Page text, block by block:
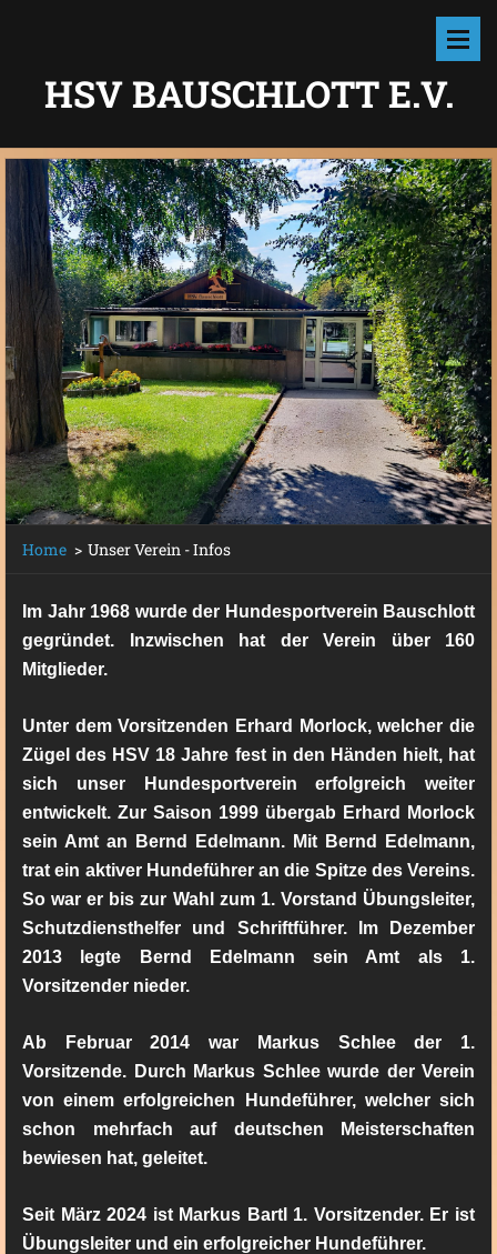
HSV BAUSCHLOTT E.V.
Home > Unser Verein - Infos
Im Jahr 1968 wurde der Hundesportverein Bauschlott
gegründet. Inzwischen hat der Verein über 160
Mitglieder.
Unter dem Vorsitzenden Erhard Morlock, welcher die
Zügel des HSV 18 Jahre fest in den Händen hielt, hat
sich unser Hundesportverein erfolgreich weiter
entwickelt. Zur Saison 1999 übergab Erhard Morlock
sein Amt an Bernd Edelmann. Mit Bernd Edelmann,
trat ein aktiver Hundeführer an die Spitze des Vereins.
So war er bis zur Wahl zum 1. Vorstand Übungsleiter,
Schutzdiensthelfer und Schriftführer. Im Dezember
2013 legte Bernd Edelmann sein Amt als 1.
Vorsitzender nieder.
Ab Februar 2014 war Markus Schlee der 1.
Vorsitzende. Durch Markus Schlee wurde der Verein
von einem erfolgreichen Hundeführer, welcher sich
schon mehrfach auf deutschen Meisterschaften
bewiesen hat, geleitet.
Seit März 2024 ist Markus Bartl 1. Vorsitzender. Er ist
Übungsleiter und ein erfolgreicher Hundeführer.